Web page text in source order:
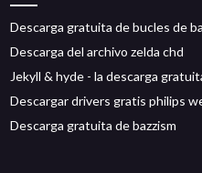
Descarga gratuita de bucles de
Descarga del archivo zelda chd
Jekyll & hyde - la descarga
Descargar drivers gratis philips
Descarga gratuita de bazzism